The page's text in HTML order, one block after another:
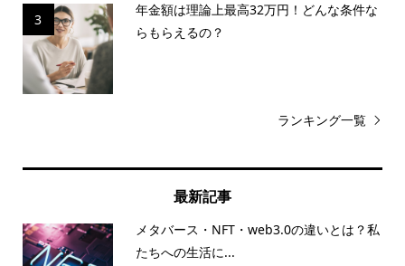
3
年金額は理論上最高32万円！どんな条件な
らもらえるの？
ランキング一覧
最新記事
メタバース・NFT・web3.0の違いとは？私
たちへの生活に...